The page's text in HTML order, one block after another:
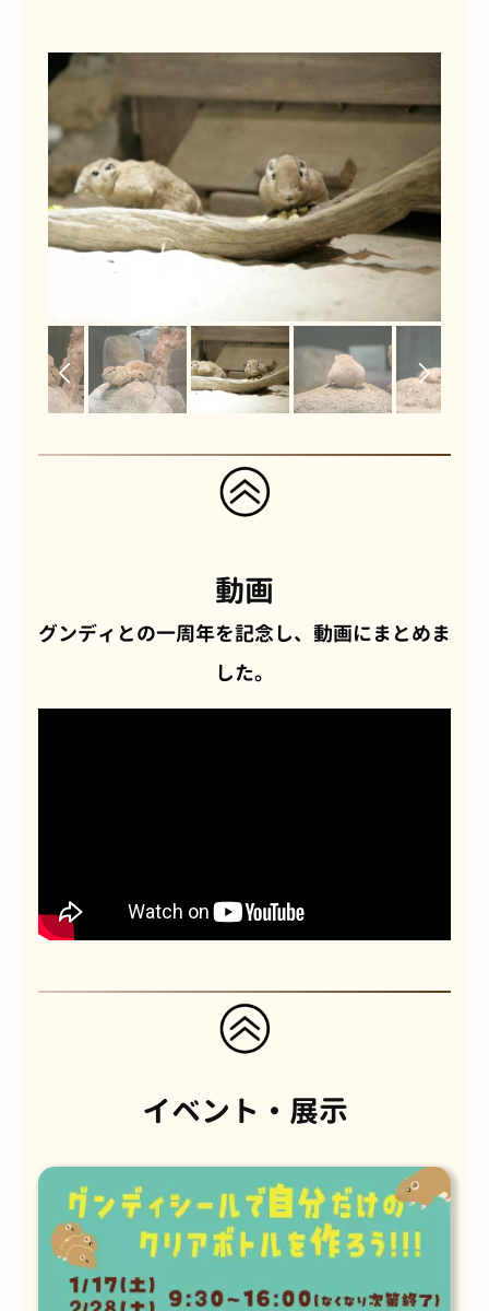
動画
グンディとの一周年を記念し、動画にまとめま
した。
イベント・展示